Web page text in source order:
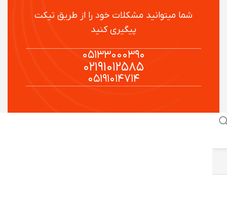
شما میتوانید مشکلات خود را از طریق تیکت
پیگیری کنید
۰۵۱۳۳۰۰۰۳۹۰
۰۲۱۹۱۰۱۲۵۸۵
۰۵۱۹۱۰۱۴۷۱۴